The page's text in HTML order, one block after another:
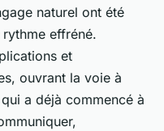
naturel ont été
effréné.
et
ouvrant la voie à
a déjà commencé à